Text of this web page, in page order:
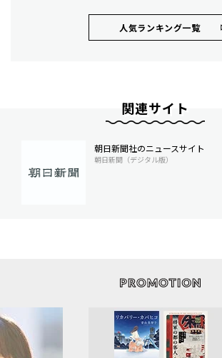
人気ランキング⼀覧
関連サイト
朝日新聞社のニュースサイト
朝日新聞（デジタル版）